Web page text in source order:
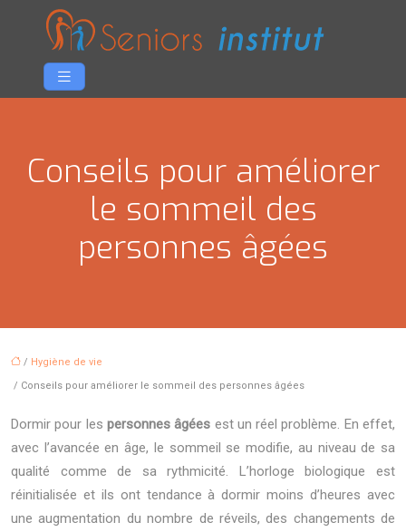
Conseils pour améliorer
le sommeil des
personnes âgées
/ Hygiène de vie
/ Conseils pour améliorer le sommeil des personnes âgées
Dormir pour les personnes âgées est un réel problème. En effet,
avec l’avancée en âge, le sommeil se modifie, au niveau de sa
qualité comme de sa rythmicité. L’horloge biologique est
réinitialisée et ils ont tendance à dormir moins d’heures avec
une augmentation du nombre de réveils, des changements de